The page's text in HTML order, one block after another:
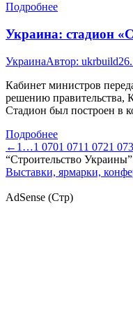
Подробнее
Украина: стадион
УкраинаАвтор: ukrbuild
Кабинет министров
решению правительства,
Стадион был построен в
Подробнее
← 1 …1 0701 071 1 0721 073
“Строительство Украины”
Выставки, ярмарки,
AdSense (Стр)